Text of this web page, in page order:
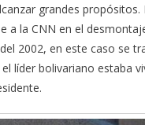
grandes propósitos.
a la CNN en el
2002, en este caso se
líder bolivariano estaba